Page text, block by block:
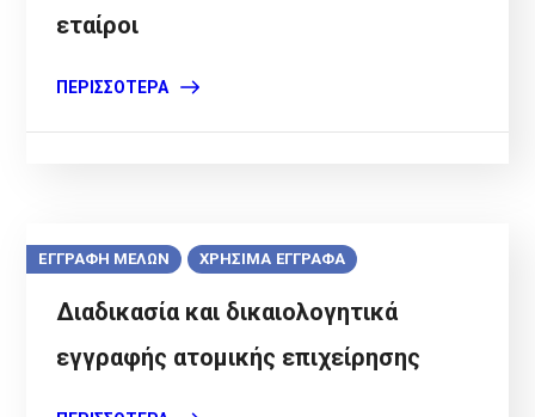
εταίροι
ΠΕΡΙΣΣΌΤΕΡΑ
ΕΓΓΡΑΦΗ ΜΕΛΩΝ ΧΡΗΣΙΜΑ ΕΓΓΡΑΦΑ
Διαδικασία και δικαιολογητικά
εγγραφής ατομικής επιχείρησης